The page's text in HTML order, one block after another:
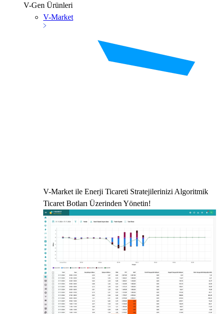
V-Gen Ürünleri
V-Market
V-Market ile Enerji Ticareti Stratejilerinizi Algoritmik
Ticaret Botları Üzerinden Yönetin!